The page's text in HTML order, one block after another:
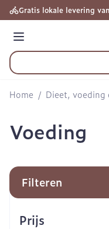
Ga naar de inhoud
Gratis lokale levering
Menu
Product, merk,
Home / Dieet, voeding
Voeding
Filteren
Prijs